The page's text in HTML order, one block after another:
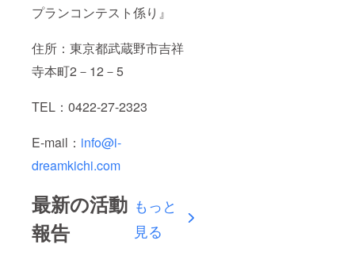
プランコンテスト係り』
住所：東京都武蔵野市吉祥
寺本町2－12－5
TEL：0422-27-2323
E-mail： info@i-
dreamkichi.com
最新の活動
報告
もっと
見る